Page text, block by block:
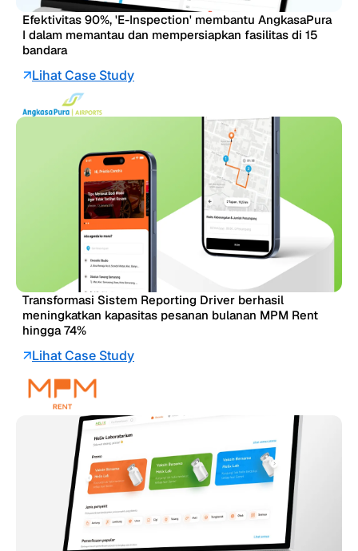
Efektivitas 90%, 'E-Inspection' membantu AngkasaPura
I dalam memantau dan mempersiapkan fasilitas di 15
bandara
Lihat Case Study
Transformasi Sistem Reporting Driver berhasil
meningkatkan kapasitas pesanan bulanan MPM Rent
hingga 74%
Lihat Case Study